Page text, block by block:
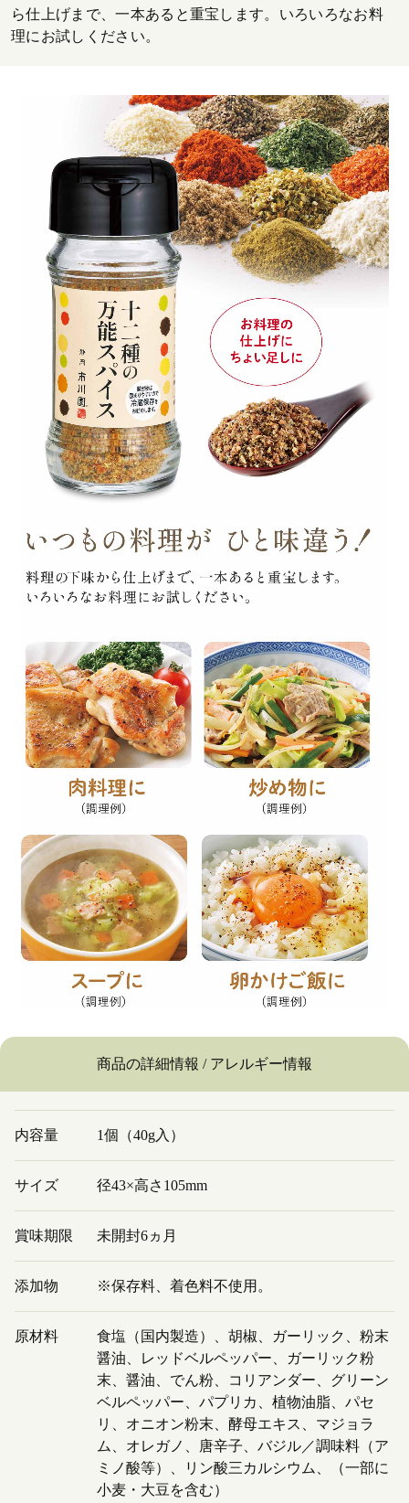
ら仕上げまで、一本あると重宝します。いろいろなお料
理にお試しください。
商品の詳細情報 / アレルギー情報
内容量 1個（40g入）
サイズ 径43×高さ105mm
賞味期限 未開封6ヵ月
添加物 ※保存料、着色料不使用。
原材料
食塩（国内製造）、胡椒、ガーリック、粉末
醤油、レッドベルペッパー、ガーリック粉
末、醤油、でん粉、コリアンダー、グリーン
ベルペッパー、パプリカ、植物油脂、パセ
リ、オニオン粉末、酵母エキス、マジョラ
ム、オレガノ、唐辛子、バジル／調味料（ア
ミノ酸等）、リン酸三カルシウム、（一部に
小麦・大豆を含む）